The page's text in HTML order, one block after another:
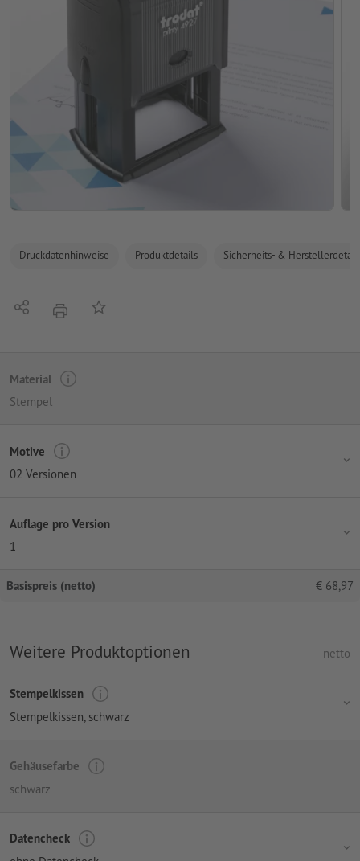
Druckdatenhinweise Produktdetails Sicherheits- &
Teilen DruckenAuf die Merkliste
Material
Stempel
Motive
02 Versionen
Auflage pro Version
1
Basispreis (netto) € 68,97
Weitere Produktoptionen netto
Stempelkissen
Stempelkissen, schwarz
Gehäusefarbe
schwarz
Datencheck